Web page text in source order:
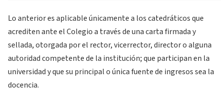
Lo anterior es aplicable únicamente a los catedráticos que
acrediten ante el Colegio a través de una carta firmada y
sellada, otorgada por el rector, vicerrector, director o alguna
autoridad competente de la institución; que participan en la
universidad y que su principal o única fuente de ingresos sea la
docencia.